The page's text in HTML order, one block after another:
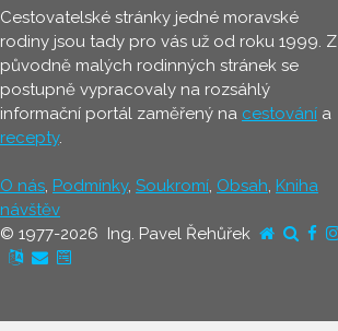
Cestovatelské stránky jedné moravské
rodiny jsou tady pro vás už od roku 1999. Z
původně malých rodinných stránek se
postupně vypracovaly na rozsáhlý
informační portál zaměřený na cestování a
recepty.
O nás, Podmínky, Soukromí, Obsah, Kniha
návštěv
© 1977-2026 Ing. Pavel Řehůřek